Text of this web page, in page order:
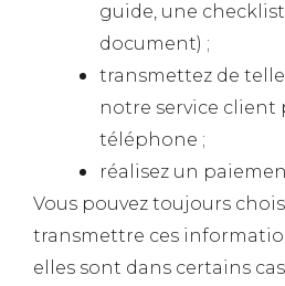
guide, une
document) ;
transmettez de
notre service client
téléphone ;
réalisez un
Vous pouvez toujours
transmettre ces
elles sont dans certains